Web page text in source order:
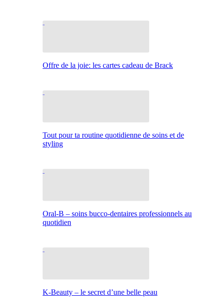
Offre de la joie: les cartes cadeau de Brack
Tout pour ta routine quotidienne de soins et de
styling
Oral-B – soins bucco-dentaires professionnels au
quotidien
K-Beauty – le secret d’une belle peau